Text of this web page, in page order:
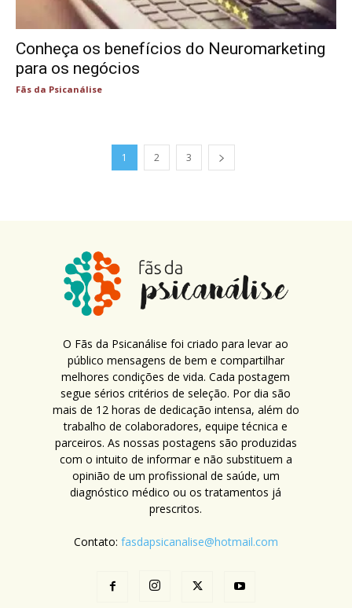
Conheça os benefícios do Neuromarketing
para os negócios
Fãs da Psicanálise
1 2 3
O Fãs da Psicanálise foi criado para levar ao
público mensagens de bem e compartilhar
melhores condições de vida. Cada postagem
segue sérios critérios de seleção. Por dia são
mais de 12 horas de dedicação intensa, além do
trabalho de colaboradores, equipe técnica e
parceiros. As nossas postagens são produzidas
com o intuito de informar e não substituem a
opinião de um profissional de saúde, um
diagnóstico médico ou os tratamentos já
prescritos.
Contato: fasdapsicanalise@hotmail.com